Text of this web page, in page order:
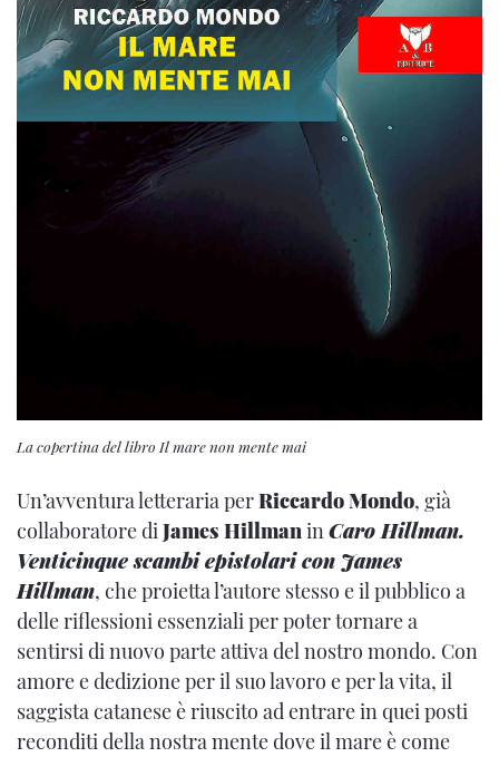
La copertina del libro Il mare non mente mai
Un’avventura letteraria perRiccardo Mondo, già
collaboratore diJames HillmaninCaro Hillman.
Venticinque scambi epistolari con James
Hillman, che proietta l’autore stesso e il pubblico a
delle riflessioni essenziali per poter tornare a
sentirsi di nuovo parte attiva del nostro mondo. Con
amore e dedizione per il suo lavoro e per la vita, il
saggista catanese è riuscito ad entrare in quei posti
reconditi della nostra mente dove il mare è come